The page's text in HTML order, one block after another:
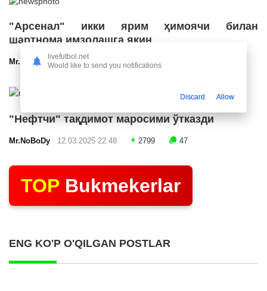
"Арсенал" икки ярим ҳимоячи билан
шартнома имзолашга яқин
Mr.NoBoDy12.03.2025 23:24 2541
"Нефтчи" тақдимот маросими ўтказди
Mr.NoBoDy 12.03.2025 22:48 2799 47
TOP Bukmekerlar
ENG KO'P O'QILGAN POSTLAR
livefutbol.net
Would like to send you notifications
Discard Allow